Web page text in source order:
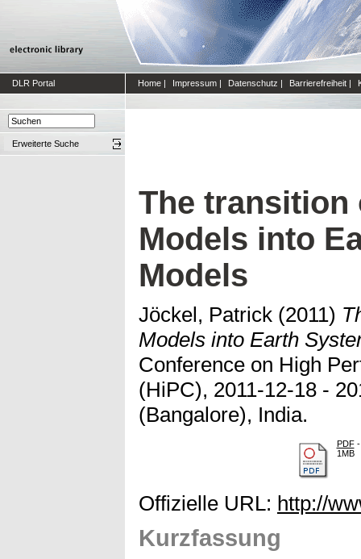
DLR Portal Home | Impressum | Datenschutz | Barrierefreiheit |
Erweiterte Suche
The transition
Models into
Models
Jöckel, Patrick (2011)
Models into Earth
Conference on High
(HiPC), 2011-12-18 -
(Bangalore), India.
PDF-
1MB
Offizielle URL: http://
Kurzfassung